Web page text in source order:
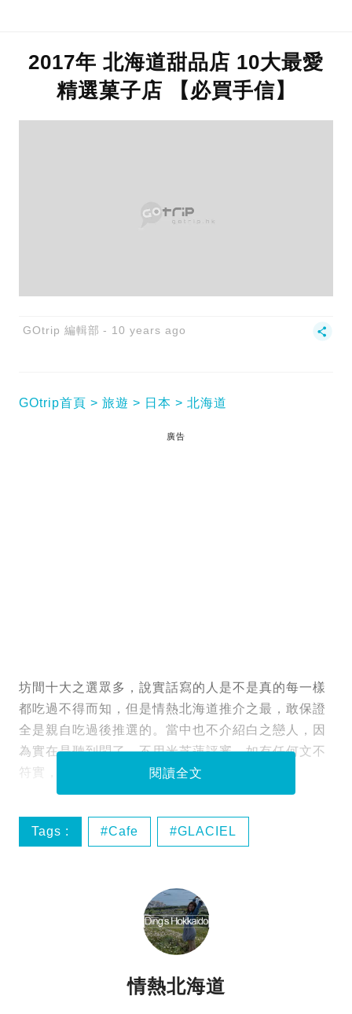
2017年 北海道甜品店 10大最愛
精選菓子店 【必買手信】
GOtrip 編輯部 10 years ago
GOtrip首頁 旅遊 日本 北海道
廣告
坊間十大之選眾多，說實話寫的人是不是真的每一樣
都吃過不得而知，但是情熱北海道推介之最，敢保證
全是親自吃過後推選的。當中也不介紹白之戀人，因
為實在是聽到悶了。不用米芝蓮評審，如有任何文不
符實，定必回水。最愛 北海道甜品店 十大。
閱讀全文
Tags : Cafe GLACIEL
情熱北海道